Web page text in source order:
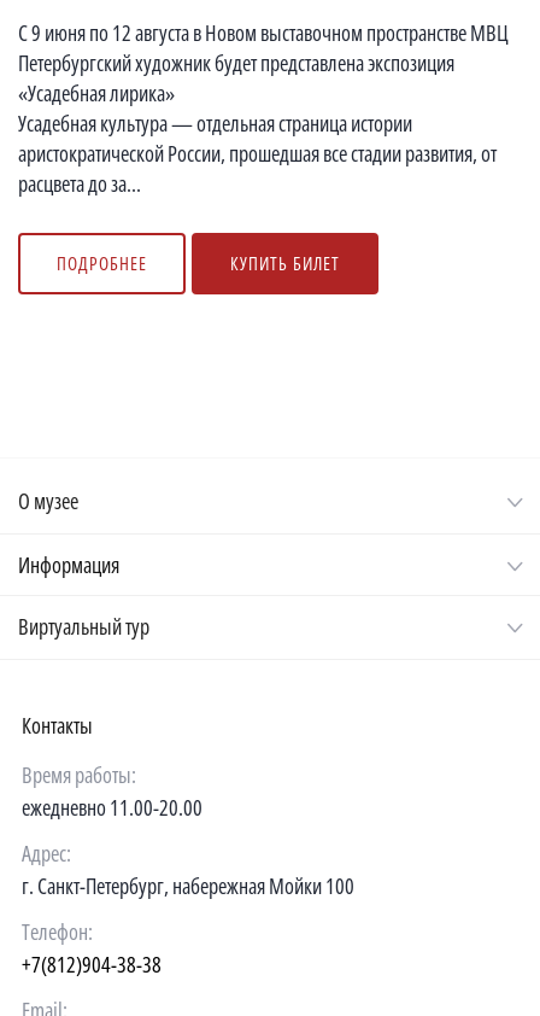
С 9 июня по 12 августа в Новом выставочном пространстве МВЦ
Петербургский художник будет представлена экспозиция
«Усадебная лирика»
Усадебная культура — отдельная страница истории
аристократической России, прошедшая все стадии развития, от
расцвета до за...
ПОДРОБНЕЕ КУПИТЬ БИЛЕТ
О музее
Информация
Виртуальный тур
Контакты
Время работы:
ежедневно 11.00-20.00
Адрес:
г. Санкт-Петербург, набережная Мойки 100
Телефон:
+7(812)904-38-38